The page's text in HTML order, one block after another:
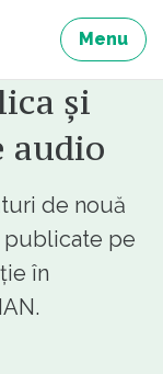
Menu
și
audio
de nouă
publicate pe
în